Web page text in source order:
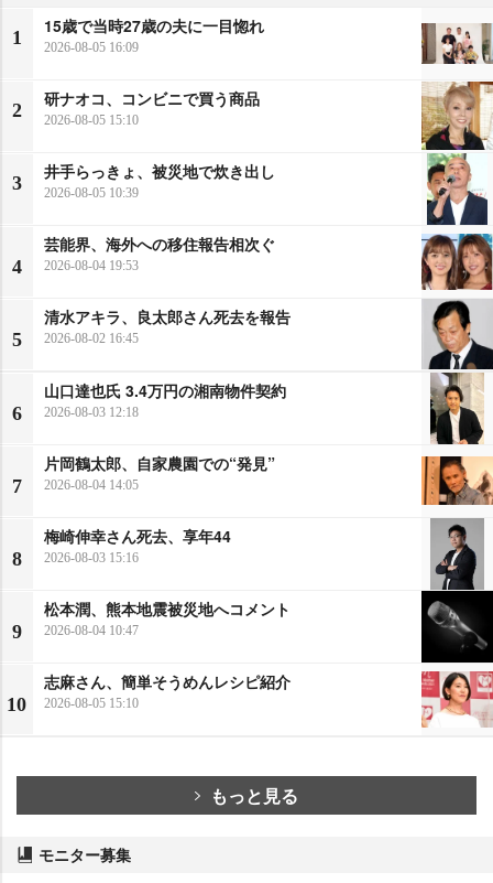
1
15歳で当時27歳の夫に一目惚れ
2026-08-05 16:09
2
研ナオコ、コンビニで買う商品
2026-08-05 15:10
3
井手らっきょ、被災地で炊き出し
2026-08-05 10:39
4
芸能界、海外への移住報告相次ぐ
2026-08-04 19:53
5
清水アキラ、良太郎さん死去を報告
2026-08-02 16:45
6
山口達也氏 3.4万円の湘南物件契約
2026-08-03 12:18
7
片岡鶴太郎、自家農園での“発見”
2026-08-04 14:05
8
梅崎伸幸さん死去、享年44
2026-08-03 15:16
9
松本潤、熊本地震被災地へコメント
2026-08-04 10:47
10
志麻さん、簡単そうめんレシピ紹介
2026-08-05 15:10
もっと見る
モニター募集